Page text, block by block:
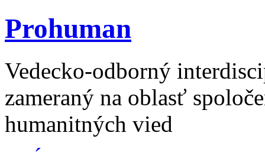
Prohuman
Vedecko-odborný
zameraný na oblasť
humanitných vied